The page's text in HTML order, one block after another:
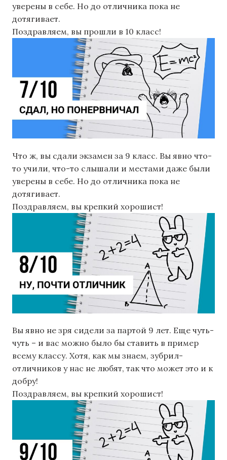
уверены в себе. Но до отличника пока не
дотягивает.
Поздравляем, вы прошли в 10 класс!
Что ж, вы сдали экзамен за 9 класс. Вы явно что-
то учили, что-то слышали и местами даже были
уверены в себе. Но до отличника пока не
дотягивает.
Поздравляем, вы крепкий хорошист!
Вы явно не зря сидели за партой 9 лет. Еще чуть-
чуть – и вас можно было бы ставить в пример
всему классу. Хотя, как мы знаем, зубрил-
отличников у нас не любят, так что может это и к
добру!
Поздравляем, вы крепкий хорошист!